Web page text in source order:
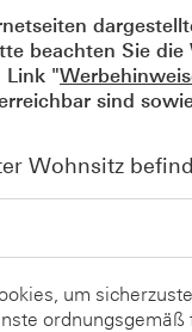
beachten Sie die
Link "
sind
Wohnsitz
um
ordnungsgemäß